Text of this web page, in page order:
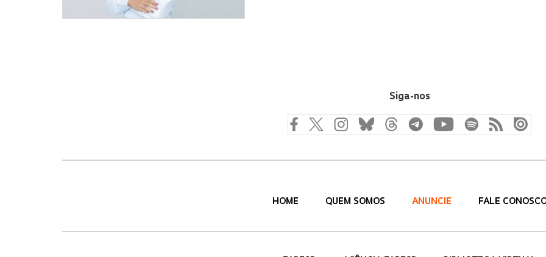
Siga-nos
HOME QUEM SOMOS ANUNCIE FALE